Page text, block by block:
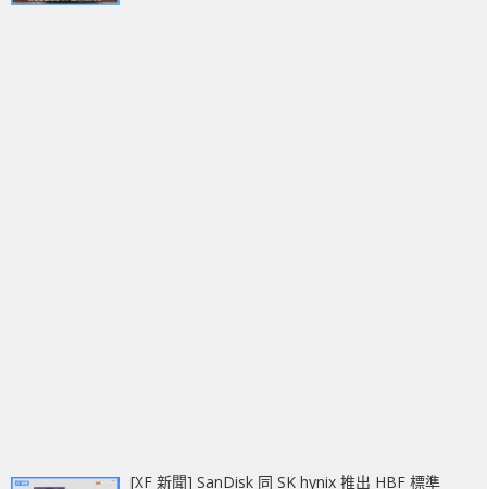
[XF 新聞] SanDisk 同 SK hynix 推出 HBF 標準